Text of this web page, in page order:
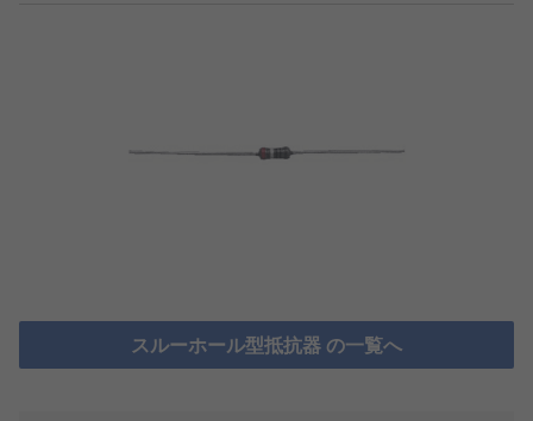
スルーホール型抵抗器 の一覧へ